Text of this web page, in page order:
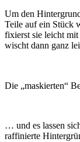
Um den
Teile auf ein Stück
fixierst sie leicht mit
wischt dann ganz
Die „maskierten“
… und es lassen
raffinierte